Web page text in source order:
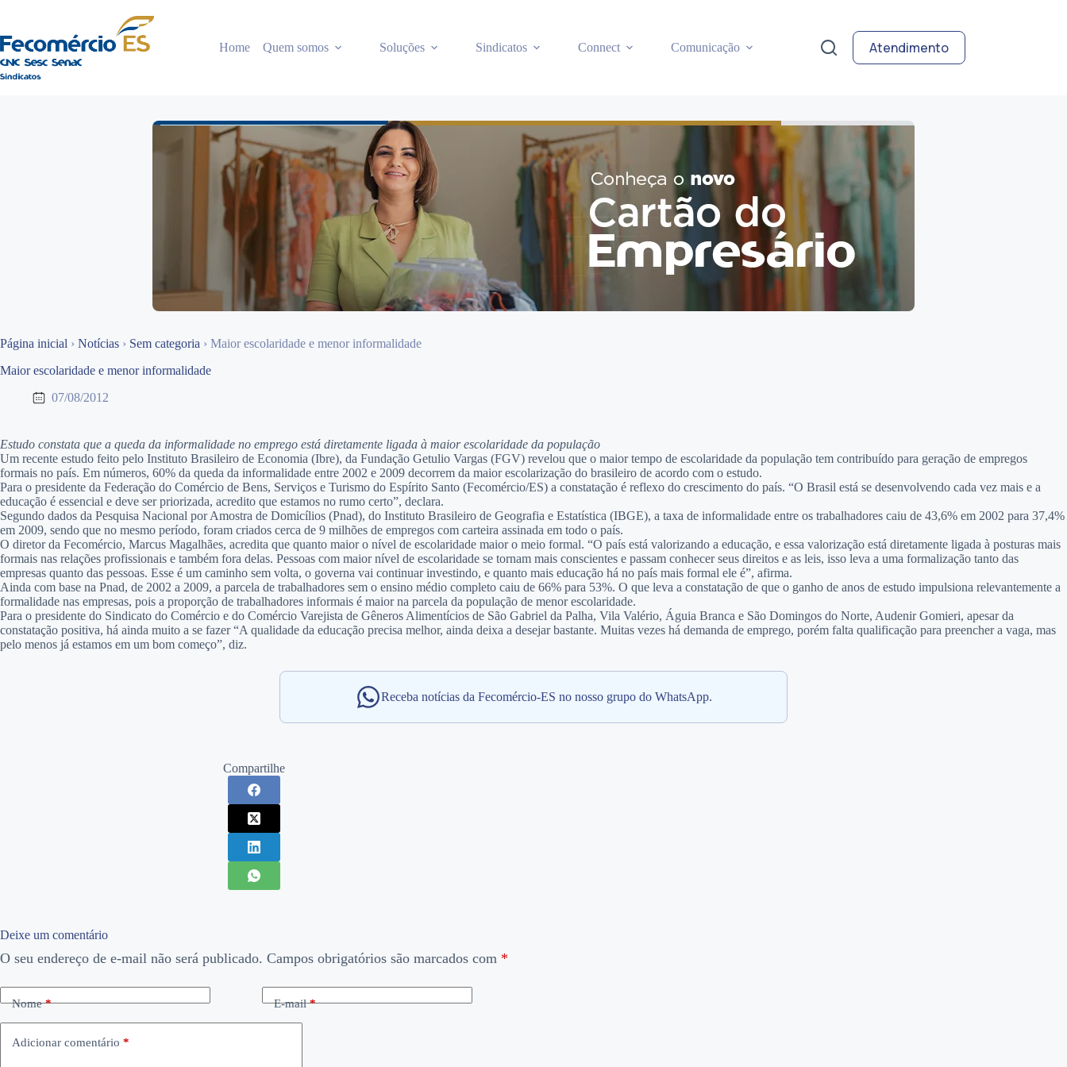
o
conteúdo
Home Quem somos Soluções Sindicatos Connect Comunicação Atendimento
Página inicial › Notícias › Sem categoria › Maior escolaridade e menor informalidade
Maior escolaridade e menor informalidade
07/08/2012
Estudo constata que a queda da informalidade no emprego está diretamente ligada à maior escolaridade da população
Um recente estudo feito pelo Instituto Brasileiro de Economia (Ibre), da Fundação Getulio Vargas (FGV) revelou que o maior tempo de escolaridade da população tem contribuído para geração de empregos
formais no país. Em números, 60% da queda da informalidade entre 2002 e 2009 decorrem da maior escolarização do brasileiro de acordo com o estudo.
Para o presidente da Federação do Comércio de Bens, Serviços e Turismo do Espírito Santo (Fecomércio/ES) a constatação é reflexo do crescimento do país. “O Brasil está se desenvolvendo cada vez mais e a
educação é essencial e deve ser priorizada, acredito que estamos no rumo certo”, declara.
Segundo dados da Pesquisa Nacional por Amostra de Domicílios (Pnad), do Instituto Brasileiro de Geografia e Estatística (IBGE), a taxa de informalidade entre os trabalhadores caiu de 43,6% em 2002 para 37,4%
em 2009, sendo que no mesmo período, foram criados cerca de 9 milhões de empregos com carteira assinada em todo o país.
O diretor da Fecomércio, Marcus Magalhães, acredita que quanto maior o nível de escolaridade maior o meio formal. “O país está valorizando a educação, e essa valorização está diretamente ligada à posturas mais
formais nas relações profissionais e também fora delas. Pessoas com maior nível de escolaridade se tornam mais conscientes e passam conhecer seus direitos e as leis, isso leva a uma formalização tanto das
empresas quanto das pessoas. Esse é um caminho sem volta, o governa vai continuar investindo, e quanto mais educação há no país mais formal ele é”, afirma.
Ainda com base na Pnad, de 2002 a 2009, a parcela de trabalhadores sem o ensino médio completo caiu de 66% para 53%. O que leva a constatação de que o ganho de anos de estudo impulsiona relevantemente a
formalidade nas empresas, pois a proporção de trabalhadores informais é maior na parcela da população de menor escolaridade.
Para o presidente do Sindicato do Comércio e do Comércio Varejista de Gêneros Alimentícios de São Gabriel da Palha, Vila Valério, Águia Branca e São Domingos do Norte, Audenir Gomieri, apesar da
constatação positiva, há ainda muito a se fazer “A qualidade da educação precisa melhor, ainda deixa a desejar bastante. Muitas vezes há demanda de emprego, porém falta qualificação para preencher a vaga, mas
pelo menos já estamos em um bom começo”, diz.
Receba notícias da Fecomércio-ES no nosso grupo do WhatsApp.
Compartilhe
Deixe um comentário
O seu endereço de e-mail não será publicado. Campos obrigatórios são marcados com *
Nome* E-mail*
Adicionar comentário *